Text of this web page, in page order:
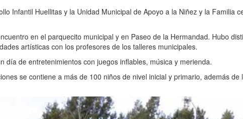
Infantil Huellitas y la Unidad Municipal de Apoyo a la Niñez y la Familia
en el parquecito municipal y en Paseo de la Hermandad. Hubo
artísticas con los profesores de los talleres municipales.
día de entretenimientos con juegos inflables, música y merienda.
se contiene a más de 100 niños de nivel inicial y primario, además